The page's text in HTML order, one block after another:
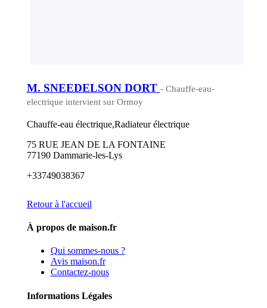
M. SNEEDELSON DORT - Chauffe-eau-
electrique intervient sur Ormoy
Chauffe-eau électrique,Radiateur électrique
75 RUE JEAN DE LA FONTAINE
77190 Dammarie-les-Lys
+33749038367
Retour à l'accueil
À propos de maison.fr
Qui sommes-nous ?
Avis maison.fr
Contactez-nous
Informations Légales